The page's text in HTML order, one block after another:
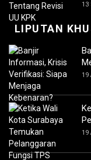
13
LIPUTAN
19
19